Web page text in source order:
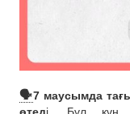
🗣7 маусымда